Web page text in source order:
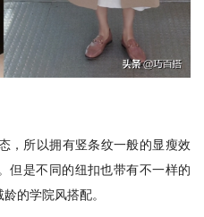
，所以拥有竖条纹一般的显瘦效
但是不同的纽扣也带有不一样的
的学院风搭配。